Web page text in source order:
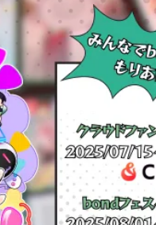
ゲーム・サービス開発
書籍・雑誌出版
チャレンジ